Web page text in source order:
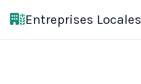
Entreprises Locales